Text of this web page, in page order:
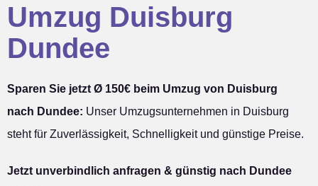
Umzug Duisburg
Dundee
Sparen Sie jetzt Ø 150€ beim Umzug von Duisburg
nach Dundee: Unser Umzugsunternehmen in Duisburg
steht für Zuverlässigkeit, Schnelligkeit und günstige Preise.
Jetzt unverbindlich anfragen & günstig nach Dundee